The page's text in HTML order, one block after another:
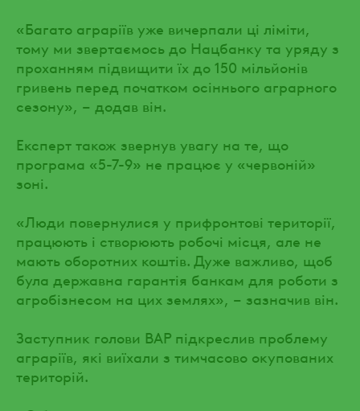
«Багато аграріїв уже вичерпали ці ліміти,
тому ми звертаємось до Нацбанку та уряду з
проханням підвищити їх до 150 мільйонів
гривень перед початком осіннього аграрного
сезону», – додав він.
Експерт також звернув увагу на те, що
програма «5-7-9» не працює у «червоній»
зоні.
«Люди повернулися у прифронтові території,
працюють і створюють робочі місця, але не
мають оборотних коштів. Дуже важливо, щоб
була державна гарантія банкам для роботи з
агробізнесом на цих землях», – зазначив він.
Заступник голови ВАР підкреслив проблему
аграріїв, які виїхали з тимчасово окупованих
територій.